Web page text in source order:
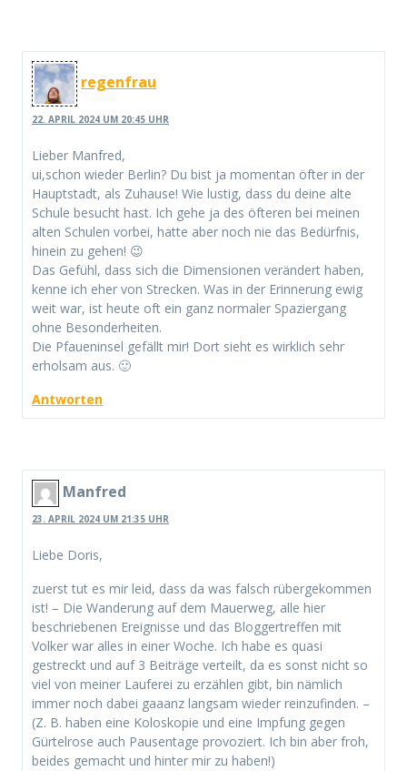
regenfrau
22. APRIL 2024 UM 20:45 UHR
Lieber Manfred,
ui,schon wieder Berlin? Du bist ja momentan öfter in der
Hauptstadt, als Zuhause! Wie lustig, dass du deine alte
Schule besucht hast. Ich gehe ja des öfteren bei meinen
alten Schulen vorbei, hatte aber noch nie das Bedürfnis,
hinein zu gehen! 😉
Das Gefühl, dass sich die Dimensionen verändert haben,
kenne ich eher von Strecken. Was in der Erinnerung ewig
weit war, ist heute oft ein ganz normaler Spaziergang
ohne Besonderheiten.
Die Pfaueninsel gefällt mir! Dort sieht es wirklich sehr
erholsam aus. 🙂
Antworten
Manfred
23. APRIL 2024 UM 21:35 UHR
Liebe Doris,
zuerst tut es mir leid, dass da was falsch rübergekommen
ist! – Die Wanderung auf dem Mauerweg, alle hier
beschriebenen Ereignisse und das Bloggertreffen mit
Volker war alles in einer Woche. Ich habe es quasi
gestreckt und auf 3 Beiträge verteilt, da es sonst nicht so
viel von meiner Lauferei zu erzählen gibt, bin nämlich
immer noch dabei gaaanz langsam wieder reinzufinden. –
(Z. B. haben eine Koloskopie und eine Impfung gegen
Gürtelrose auch Pausentage provoziert. Ich bin aber froh,
beides gemacht und hinter mir zu haben!)